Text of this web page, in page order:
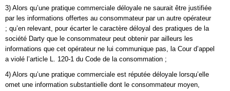
3) Alors qu’une pratique commerciale déloyale ne saurait être justifiée
par les informations offertes au consommateur par un autre opérateur
; qu’en relevant, pour écarter le caractère déloyal des pratiques de la
société Darty que le consommateur peut obtenir par ailleurs les
informations que cet opérateur ne lui communique pas, la Cour d’appel
a violé l’article L. 120-1 du Code de la consommation ;
4) Alors qu’une pratique commerciale est réputée déloyale lorsqu’elle
omet une information substantielle dont le consommateur moyen,